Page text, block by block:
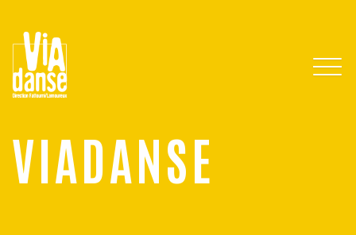
VIADANSE